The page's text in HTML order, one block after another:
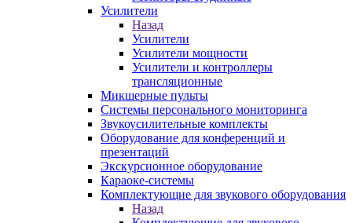
Усилители
Назад
Усилители
Усилители мощности
Усилители и контроллеры
трансляционные
Микшерные пульты
Системы персонального мониторинга
Звукоусилительные комплекты
Оборудование для конференций и
презентаций
Экскурсионное оборудование
Караоке-системы
Комплектующие для звукового оборудования
Назад